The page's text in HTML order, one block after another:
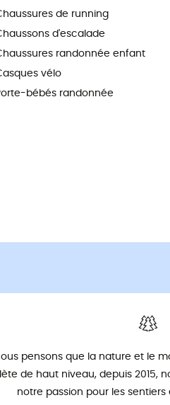
de running
d'escalade
randonnée enfant
vélo
bébés randonnée
pensons que la nature et le
de haut niveau, depuis 2015,
notre passion pour les sentiers